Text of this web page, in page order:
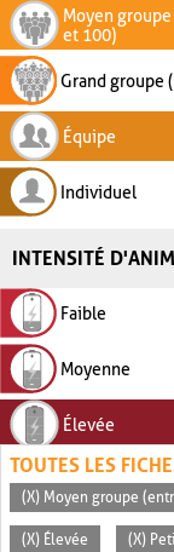
Moyen
et 100)
Grand groupe
Équipe
Individuel
INTENSITÉ
Faible
Moyenne
Élevée
TOUTES LES
(X) Moyen groupe
(X) Élevée (X)